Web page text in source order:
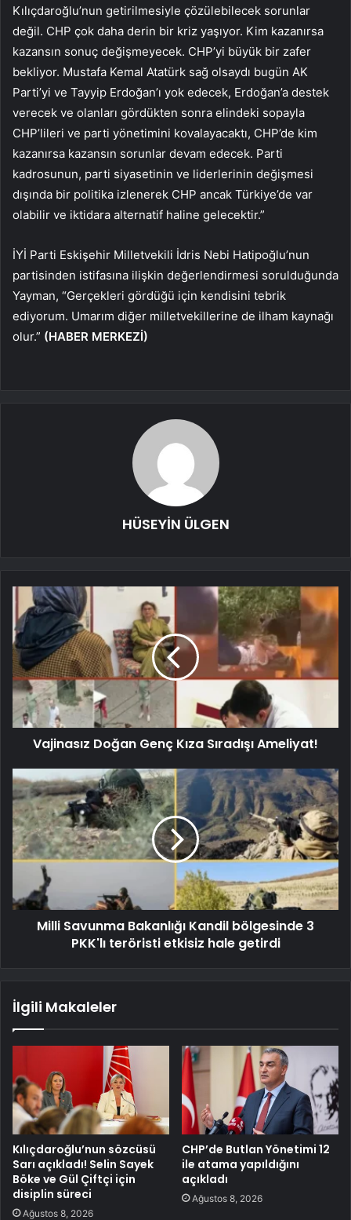
Kılıçdaroğlu’nun getirilmesiyle çözülebilecek sorunlar
değil. CHP çok daha derin bir kriz yaşıyor. Kim kazanırsa
kazansın sonuç değişmeyecek. CHP’yi büyük bir zafer
bekliyor. Mustafa Kemal Atatürk sağ olsaydı bugün AK
Parti’yi ve Tayyip Erdoğan’ı yok edecek, Erdoğan’a destek
verecek ve olanları gördükten sonra elindeki sopayla
CHP’lileri ve parti yönetimini kovalayacaktı, CHP’de kim
kazanırsa kazansın sorunlar devam edecek. Parti
kadrosunun, parti siyasetinin ve liderlerinin değişmesi
dışında bir politika izlenerek CHP ancak Türkiye’de var
olabilir ve iktidara alternatif haline gelecektir.”
İYİ Parti Eskişehir Milletvekili İdris Nebi Hatipoğlu’nun
partisinden istifasına ilişkin değerlendirmesi sorulduğunda
Yayman, “Gerçekleri gördüğü için kendisini tebrik
ediyorum. Umarım diğer milletvekillerine de ilham kaynağı
olur.” (HABER MERKEZİ)
HÜSEYİN ÜLGEN
Vajinasız Doğan Genç Kıza Sıradışı Ameliyat!
Milli Savunma Bakanlığı Kandil bölgesinde 3
PKK'lı teröristi etkisiz hale getirdi
İlgili Makaleler
Kılıçdaroğlu’nun sözcüsü
Sarı açıkladı! Selin Sayek
Böke ve Gül Çiftçi için
disiplin süreci
Ağustos 8, 2026
CHP’de Butlan Yönetimi 12
ile atama yapıldığını
açıkladı
Ağustos 8, 2026